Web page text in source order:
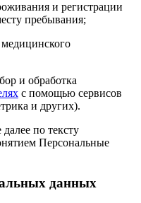
и регистрации
пребывания;
и обработка
с помощью сервисов
и других).
по тексту
Персональные
данных